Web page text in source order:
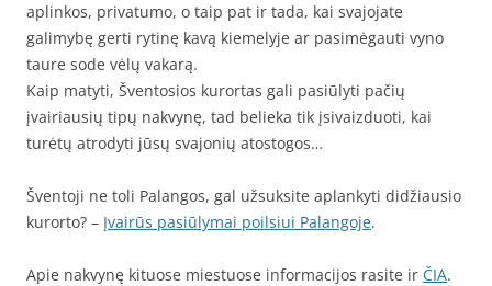
aplinkos, privatumo, o taip pat ir tada, kai svajojate
galimybę gerti rytinę kavą kiemelyje ar pasimėgauti vyno
taure sode vėlų vakarą.
Kaip matyti, Šventosios kurortas gali pasiūlyti pačių
įvairiausių tipų nakvynę, tad belieka tik įsivaizduoti, kai
turėtų atrodyti jūsų svajonių atostogos…
Šventoji ne toli Palangos, gal užsuksite aplankyti didžiausio
kurorto? – Įvairūs pasiūlymai poilsiui Palangoje.
Apie nakvynę kituose miestuose informacijos rasite ir ČIA.